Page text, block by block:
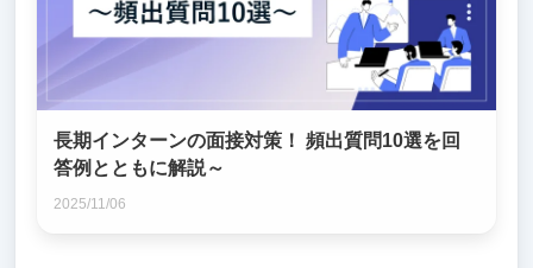
長期インターンの面接対策！ 頻出質問10選を回
答例とともに解説～
2025/11/06